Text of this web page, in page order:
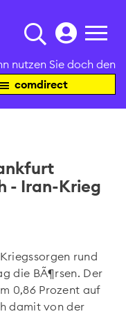
nutzen Sie doch den
comdirect
- Iran-Krieg
rund
die BÃ¶rsen. Der
0,86 Prozent auf
damit von der